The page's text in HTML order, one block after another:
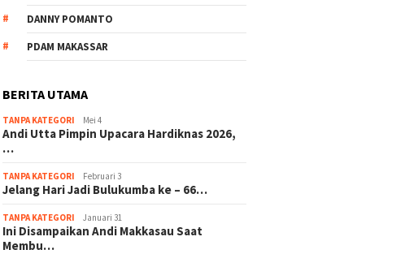
DANNY POMANTO
PDAM MAKASSAR
BERITA UTAMA
TANPA KATEGORI Mei 4
Andi Utta Pimpin Upacara Hardiknas 2026,
…
TANPA KATEGORI Februari 3
Jelang Hari Jadi Bulukumba ke – 66…
TANPA KATEGORI Januari 31
Ini Disampaikan Andi Makkasau Saat
Membu…